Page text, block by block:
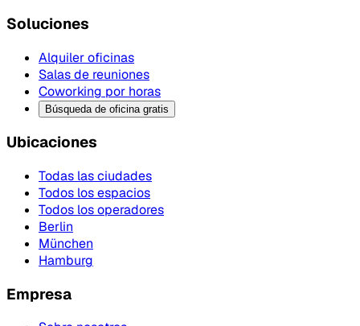
Soluciones
Alquiler oficinas
Salas de reuniones
Coworking por horas
Búsqueda de oficina gratis
Ubicaciones
Todas las ciudades
Todos los espacios
Todos los operadores
Berlin
München
Hamburg
Empresa